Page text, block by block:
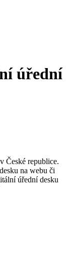
úřední
České republice.
na webu či
úřední desku